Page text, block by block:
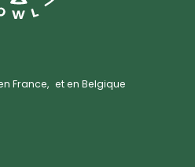
France, et en Belgique